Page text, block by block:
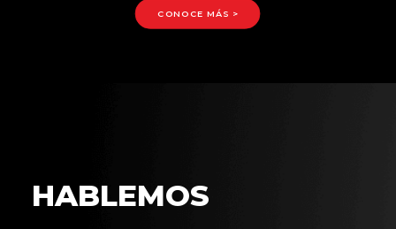
CONOCE MÁS >
HABLEMOS